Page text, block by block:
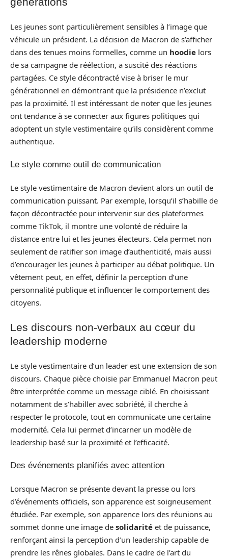
Les jeunes sont particulièrement sensibles à l’image que
véhicule un président. La décision de Macron de s’afficher
dans des tenues moins formelles, comme un hoodie lors
de sa campagne de réélection, a suscité des réactions
partagées. Ce style décontracté vise à briser le mur
générationnel en démontrant que la présidence n’exclut
pas la proximité. Il est intéressant de noter que les jeunes
ont tendance à se connecter aux figures politiques qui
adoptent un style vestimentaire qu’ils considèrent comme
authentique.
Le style comme outil de communication
Le style vestimentaire de Macron devient alors un outil de
communication puissant. Par exemple, lorsqu’il s’habille de
façon décontractée pour intervenir sur des plateformes
comme TikTok, il montre une volonté de réduire la
distance entre lui et les jeunes électeurs. Cela permet non
seulement de ratifier son image d’authenticité, mais aussi
d’encourager les jeunes à participer au débat politique. Un
vêtement peut, en effet, définir la perception d’une
personnalité publique et influencer le comportement des
citoyens.
Les discours non-verbaux au cœur du
leadership moderne
Le style vestimentaire d’un leader est une extension de son
discours. Chaque pièce choisie par Emmanuel Macron peut
être interprétée comme un message ciblé. En choisissant
notamment de s’habiller avec sobriété, il cherche à
respecter le protocole, tout en communicate une certaine
modernité. Cela lui permet d’incarner un modèle de
leadership basé sur la proximité et l’efficacité.
Des événements planifiés avec attention
Lorsque Macron se présente devant la presse ou lors
d’événements officiels, son apparence est soigneusement
étudiée. Par exemple, son apparence lors des réunions au
sommet donne une image de solidarité et de puissance,
renforçant ainsi la perception d’un leadership capable de
prendre les rênes globales. Dans le cadre de l’art du